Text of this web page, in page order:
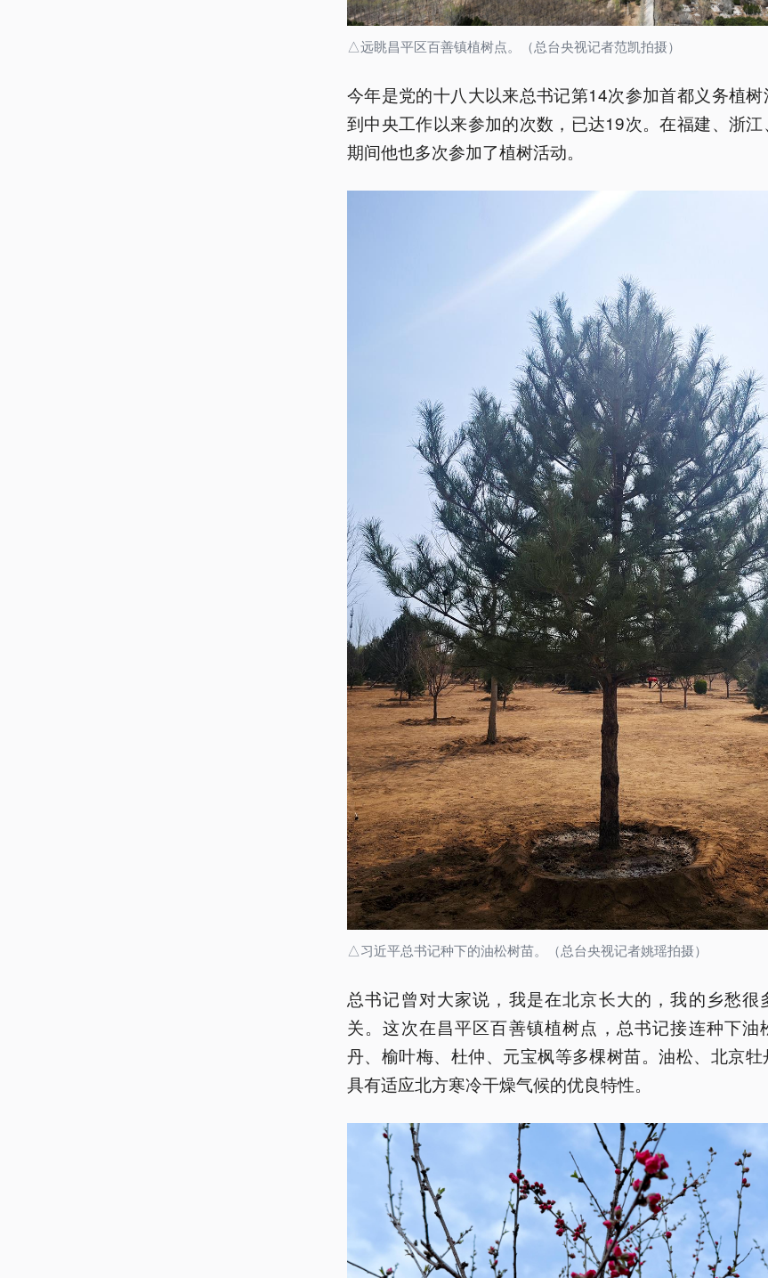
△远眺昌平区百善镇植树点。（总台央视记者范凯拍摄）
今年是党的十八大以来总书记第14次参加首都义务植树
到中央工作以来参加的次数，已达19次。在福建、浙
期间他也多次参加了植树活动。
△习近平总书记种下的油松树苗。（总台央视记者姚瑶拍摄）
总书记曾对大家说，我是在北京长大的，我的乡愁很
关。这次在昌平区百善镇植树点，总书记接连种下油
丹、榆叶梅、杜仲、元宝枫等多棵树苗。油松、北京牡
具有适应北方寒冷干燥气候的优良特性。